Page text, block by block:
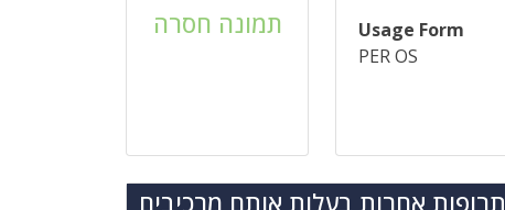
Usage Form
PER OS
תמונה חסרה
תרופות אחרות בעלות אותם מרכיבים